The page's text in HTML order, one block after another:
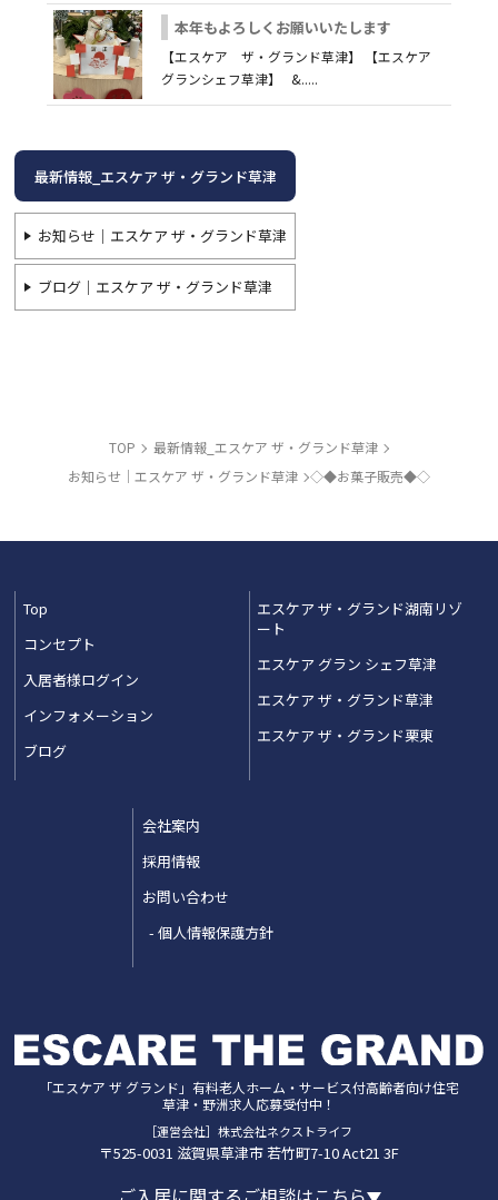
本年もよろしくお願いいたします
【エスケア ザ・グランド草津】 【エスケア
グランシェフ草津】 &.....
最新情報_エスケア ザ・グランド草津
お知らせ｜エスケア ザ・グランド草津
ブログ｜エスケア ザ・グランド草津
TOP
最新情報_エスケア ザ・グランド草津
お知らせ｜エスケア ザ・グランド草津
◇◆お菓子販売◆◇
Top
コンセプト
入居者様ログイン
インフォメーション
ブログ
エスケア ザ・グランド湖南リゾ
ート
エスケア グラン シェフ草津
エスケア ザ・グランド草津
エスケア ザ・グランド栗東
会社案内
採用情報
お問い合わせ
個人情報保護方針
「エスケア ザ グランド」 有料老人ホーム・サービス付高齢者向け住宅
草津・野洲求人応募受付中！
［運営会社］株式会社ネクストライフ
〒525-0031 滋賀県草津市若竹町7-10 Act21 3F